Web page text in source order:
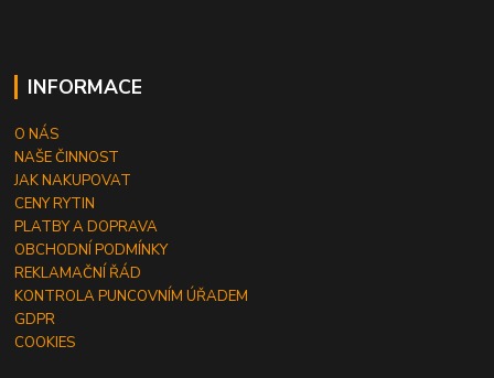
INFORMACE
O NÁS
NAŠE ČINNOST
JAK NAKUPOVAT
CENY RYTIN
PLATBY A DOPRAVA
OBCHODNÍ PODMÍNKY
REKLAMAČNÍ ŘÁD
KONTROLA PUNCOVNÍM ÚŘADEM
GDPR
COOKIES